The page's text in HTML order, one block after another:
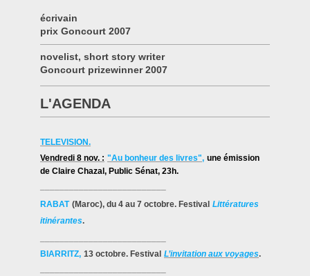
écrivain
prix Goncourt 2007
novelist, short story writer
Goncourt prizewinner 2007
L'AGENDA
TELEVISION.
Vendredi 8 nov. : "Au bonheur des livres", une émission
de Claire Chazal, Public Sénat, 23h.
RABAT (Maroc), du 4 au 7 octobre. Festival Littératures
itinérantes.
BIARRITZ, 13 octobre. Festival L’invitation aux voyages.